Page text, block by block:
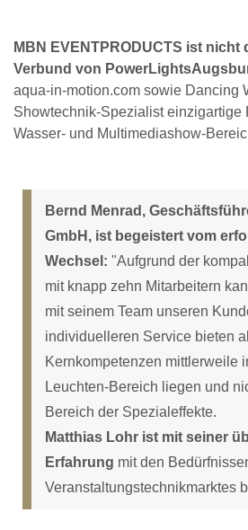
MBN EVENTPRODUCTS ist nicht
Verbund von
aqua-in-motion.com sowie Dancing
Showtechnik-Spezialist einzigartige
Wasser- und Multimediashow-
Bernd Menrad,
GmbH, ist begeistert vom
Wechsel: "Aufgrund der
mit knapp zehn Mitarbeitern
mit seinem Team unseren
individuelleren Service bieten
Kernkompetenzen mittlerweile
Leuchten-Bereich liegen und
Bereich der Spezialeffekte.
Matthias Lohr ist mit seiner
Erfahrung mit den
Veranstaltungstechnikmarktes